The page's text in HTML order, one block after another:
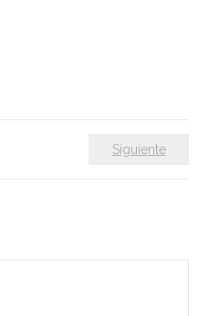
Siguiente